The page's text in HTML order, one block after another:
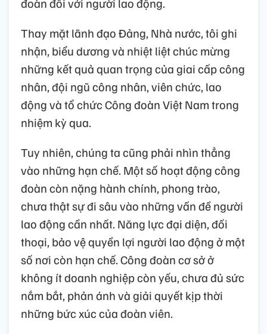
Thay mặt lãnh đạo Đảng, Nhà nước, tôi ghi
nhận, biểu dương và nhiệt liệt chúc mừng
những kết quả quan trọng của giai cấp công
nhân, đội ngũ công nhân, viên chức, lao
động và tổ chức Công đoàn Việt Nam trong
nhiệm kỳ qua.
Tuy nhiên, chúng ta cũng phải nhìn thẳng
vào những hạn chế. Một số hoạt động công
đoàn còn nặng hành chính, phong trào,
chưa thật sự đi sâu vào những vấn đề người
lao động cần nhất. Năng lực đại diện, đối
thoại, bảo vệ quyền lợi người lao động ở một
số nơi còn hạn chế. Công đoàn cơ sở ở
không ít doanh nghiệp còn yếu, chưa đủ sức
nắm bắt, phản ánh và giải quyết kịp thời
những bức xúc của đoàn viên.